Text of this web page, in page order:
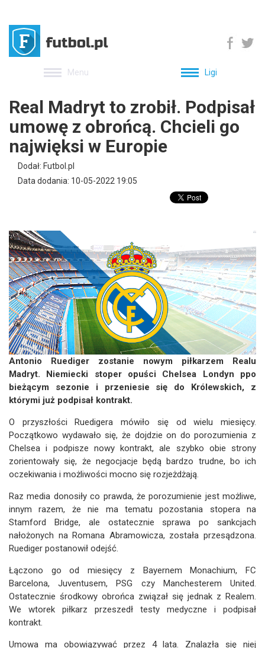
Menu Ligi
Real Madryt to zrobił. Podpisał
umowę z obrońcą. Chcieli go
najwięksi w Europie
Dodał: Futbol.pl
Data dodania: 10-05-2022 19:05
Antonio Ruediger zostanie nowym piłkarzem Realu
Madryt. Niemiecki stoper opuści Chelsea Londyn ppo
bieżącym sezonie i przeniesie się do Królewskich, z
którymi już podpisał kontrakt.
O przyszłości Ruedigera mówiło się od wielu miesięcy.
Początkowo wydawało się, że dojdzie on do porozumienia z
Chelsea i podpisze nowy kontrakt, ale szybko obie strony
zorientowały się, że negocjacje będą bardzo trudne, bo ich
oczekiwania i możliwości mocno się rozjeżdżają.
Raz media donosiły co prawda, że porozumienie jest możliwe,
innym razem, że nie ma tematu pozostania stopera na
Stamford Bridge, ale ostatecznie sprawa po sankcjach
nałożonych na Romana Abramowicza, została przesądzona.
Ruediger postanowił odejść.
Łączono go od miesięcy z Bayernem Monachium, FC
Barcelona, Juventusem, PSG czy Manchesterem United.
Ostatecznie środkowy obrońca związał się jednak z Realem.
We wtorek piłkarz przeszedł testy medyczne i podpisał
kontrakt.
Umowa ma obowiązywać przez 4 lata. Znalazła się niej